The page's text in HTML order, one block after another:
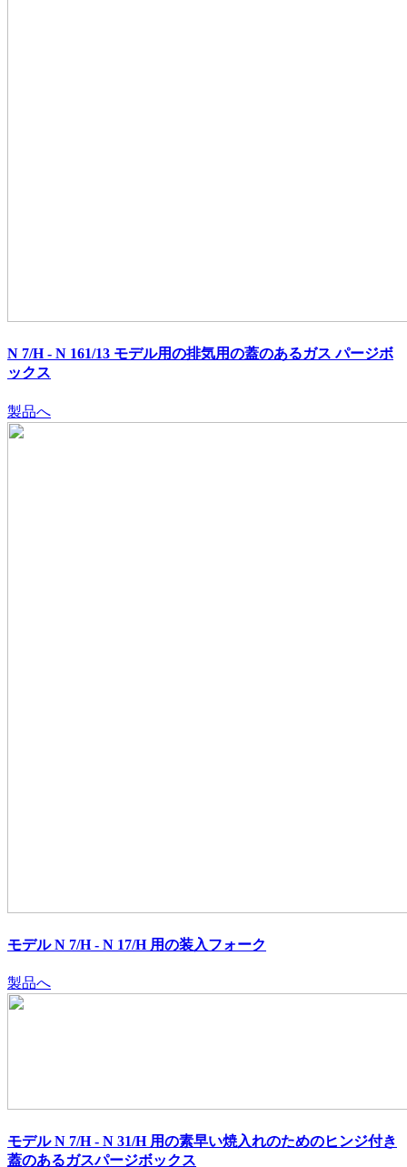
N 7/H - N 161/13 モデル用の排気用の蓋のあるガス パージボ
ックス
製品へ
モデル N 7/H - N 17/H 用の装入フォーク
製品へ
モデル N 7/H - N 31/H 用の素早い焼入れのためのヒンジ付き
蓋のあるガスパージボックス